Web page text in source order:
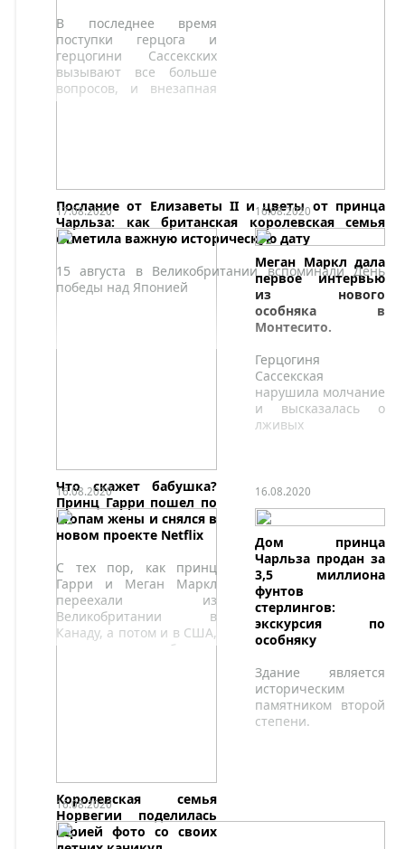
В последнее время
поступки герцога и
герцогини Сассекских
вызывают все больше
вопросов, и внезапная
покупка дорогостоящего
Послание от Елизаветы II и цветы от принца
Чарльза: как британская королевская семья
отметила важную историческую дату
15 августа в Великобритании вспоминали День
победы над Японией
17.08.2020
Что скажет бабушка?
Принц Гарри пошел по
стопам жены и снялся в
новом проекте Netflix
С тех пор, как принц
Гарри и Меган Маркл
переехали из
Великобритании в
Канаду, а потом и в США,
прошло уже больше
16.08.2020
Меган Маркл дала
первое интервью
из нового
особняка в
Монтесито.
Герцогиня
Сассекская
нарушила молчание
и высказалась о
лживых
16.08.2020
Королевская семья
Норвегии поделилась
серией фото со своих
16.08.2020
Дом принца
Чарльза продан за
3,5 миллиона
фунтов
стерлингов:
экскурсия по
особняку
Здание является
историческим
памятником второй
степени.
16.08.2020